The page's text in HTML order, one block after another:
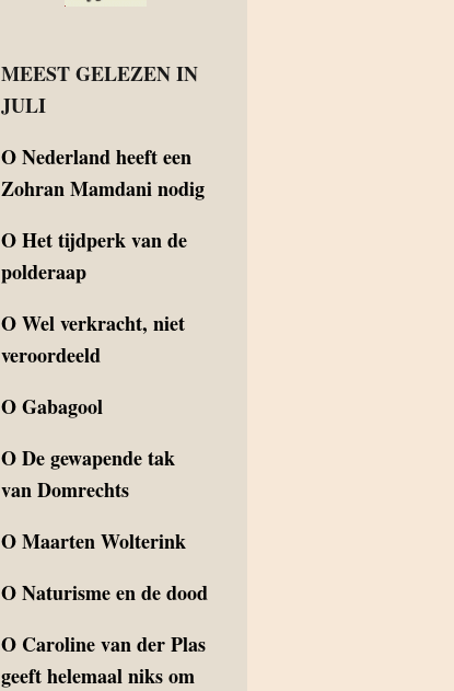
MEEST GELEZEN IN
JULI
ONederland heeft een
Zohran Mamdani nodig
OHet tijdperk van de
polderaap
OWel verkracht, niet
veroordeeld
OGabagool
ODe gewapende tak
van Domrechts
OMaarten Wolterink
ONaturisme en de dood
O Caroline van der Plas
geeft helemaal niks om